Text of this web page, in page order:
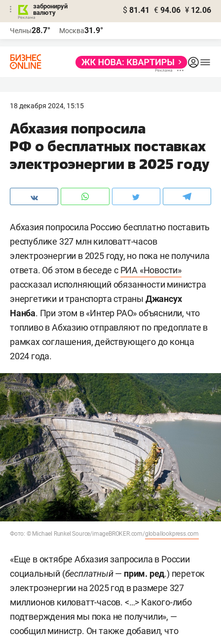
забронируй
валюту
$ 81.41 € 94.06 ¥ 12.06
Челны28.7° Москва31.9°
18 декабря 2024, 15:15
Абхазия попросила
РФ о бесплатных поставках
электроэнергии в 2025 году
Абхазия попросила Россию бесплатно поставить
республике 327 млн киловатт-часов
электроэнергии в 2025 году, но пока не получила
ответа. Об этом в беседе с РИА «Новости»
рассказал исполняющий обязанности министра
энергетики и транспорта страны Джансух
Нанба. При этом в «Интер РАО» объяснили, что
топливо в Абхазию отправляют по предоплате в
рамках соглашения, действующего до конца
2024 года.
Фото: © Michael Runkel Source/imageBROKER.com/globallookpress.com
«Еще в октябре Абхазия запросила в России
социальный (бесплатный— прим. ред.) переток
электроэнергии на 2025 год в размере 327
миллионов киловатт-часов. <…> Какого-либо
подтверждения мы пока не получили», —
сообщил министр. Он также добавил, что